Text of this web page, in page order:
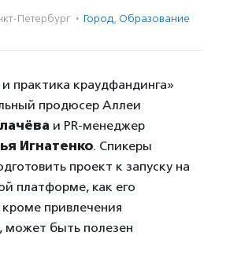
Петербург · Город, Образование
практика краудфандинга»
продюсер Аллеи
и PR-менеджер
Игнатенко. Спикеры
проект к запуску на
платформе, как его
привлечения
может быть полезен